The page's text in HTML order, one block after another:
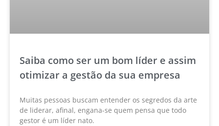
Saiba como ser um bom líder e assim
otimizar a gestão da sua empresa
Muitas pessoas buscam entender os segredos da arte
de liderar, afinal, engana-se quem pensa que todo
gestor é um líder nato.